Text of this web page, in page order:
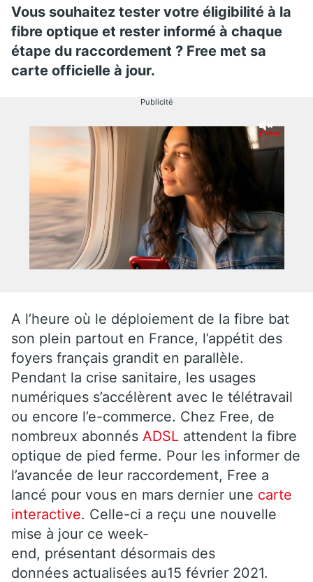
Vous souhaitez tester votre éligibilité à la
fibre optique et rester informé à chaque
étape du raccordement ? Free met sa
carte officielle à jour.
Publicité
A l’heure où le déploiement de la fibre bat
son plein partout en France, l’appétit des
foyers français grandit en parallèle.
Pendant la crise sanitaire, les usages
numériques s’accélèrent avec le télétravail
ou encore l’e-commerce. Chez Free, de
nombreux abonnés ADSL attendent la fibre
optique de pied ferme. Pour les informer de
l’avancée de leur raccordement, Free a
lancé pour vous en mars dernier une carte
interactive. Celle-ci a reçu une nouvelle
mise à jour ce week-
end, présentant désormais des
données actualisées au15 février 2021.